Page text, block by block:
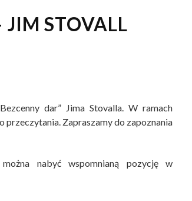
JIM STOVALL
dar” Jima Stovalla. W ramach
Zapraszamy do zapoznania
nabyć wspomnianą pozycję w